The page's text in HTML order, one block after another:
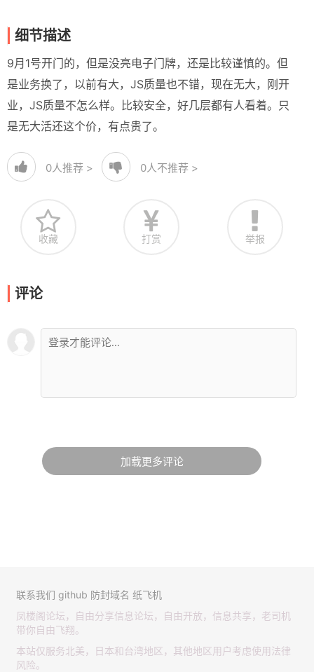
细节描述
9月1号开门的，但是没亮电子门牌，还是比较谨慎的。但
是业务换了，以前有大，JS质量也不错，现在无大，刚开
业，JS质量不怎么样。比较安全，好几层都有人看着。只
是无大活还这个价，有点贵了。
0人推荐 > 0人不推荐 >
收藏 打赏 举报
评论
加载更多评论
联系我们 github 防封域名 纸飞机
凤楼阁论坛，自由分享信息论坛，自由开放，信息共享，老司机
带你自由飞翔。
本站仅服务北美，日本和台湾地区，其他地区用户考虑使用法律
风险。